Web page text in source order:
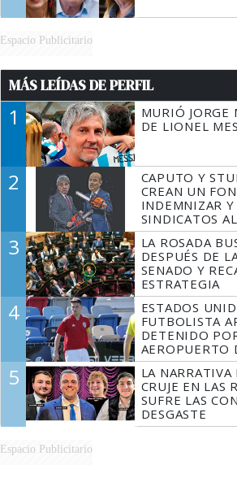
Espacio Publicitario
MÁS LEÍDAS DE PERFIL
1
MURIÓ JORGE
DE LIONEL
2
CAPUTO Y
CREAN UN
INDEMNIZAR Y
SINDICATOS
3
LA ROSADA
DESPUÉS DE
SENADO Y
ESTRATEGIA
4
ESTADOS
FUTBOLISTA
DETENIDO
AEROPUERTO
5
LA
CRUJE EN LAS
SUFRE LAS
DESGASTE
Espacio Publicitario